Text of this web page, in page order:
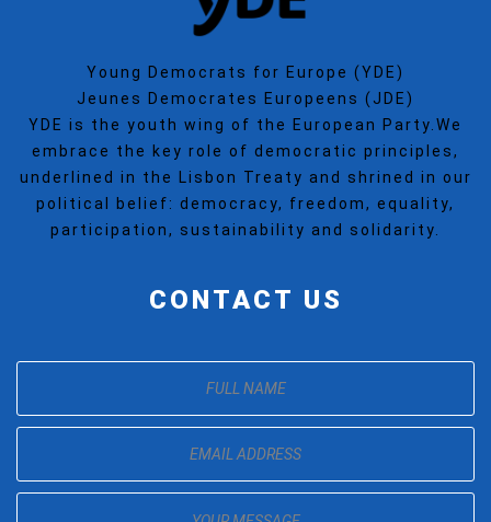
Young Democrats for Europe (YDE)
Jeunes Democrates Europeens (JDE)
YDE is the youth wing of the European Party.We
embrace the key role of democratic principles,
underlined in the Lisbon Treaty and shrined in our
political belief: democracy, freedom, equality,
participation, sustainability and solidarity.
CONTACT US